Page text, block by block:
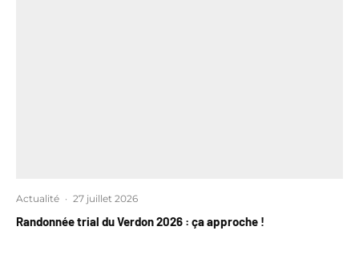
Actualité · 27 juillet 2026
Randonnée trial du Verdon 2026 : ça approche !